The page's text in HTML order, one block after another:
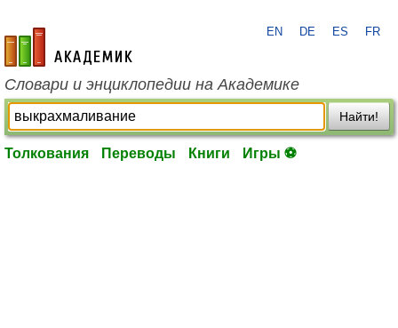
academic.ru
EN DE ES FR
Словари и энциклопедии на Академике
Найти!
Толкования Переводы Книги Игры ⚽